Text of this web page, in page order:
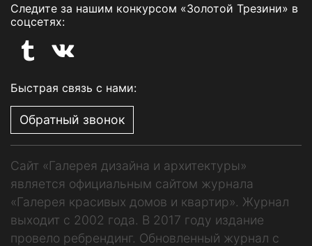
Следите за нашим конкурсом «Золотой Трезини» в
соцсетях:
Быстрая связь с нами:
Обратный звонок
Сайт «Галерея дизайна и архитектуры»
является официальным сайтом журнала
«Галерея красивых домов и квартир». Журнал
выходит с 2002 года. В 2017 году издание
провело ребрендинг. Обновленный журнал с